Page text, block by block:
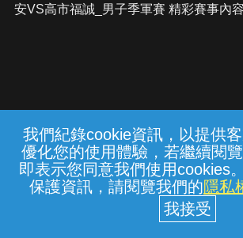
我們紀錄cookie資訊，以提供
優化您的使用體驗，若繼續閱
即表示您同意我們使用cookies
保護資訊，請閱覽我們的隱私
安VS高市福誠_男子季軍賽 精彩賽事內容
常見問題 線上客服 服務條款
中華電信股份有限公司個人家
(統一編號：96979949) ©
{{notifyMsg}}